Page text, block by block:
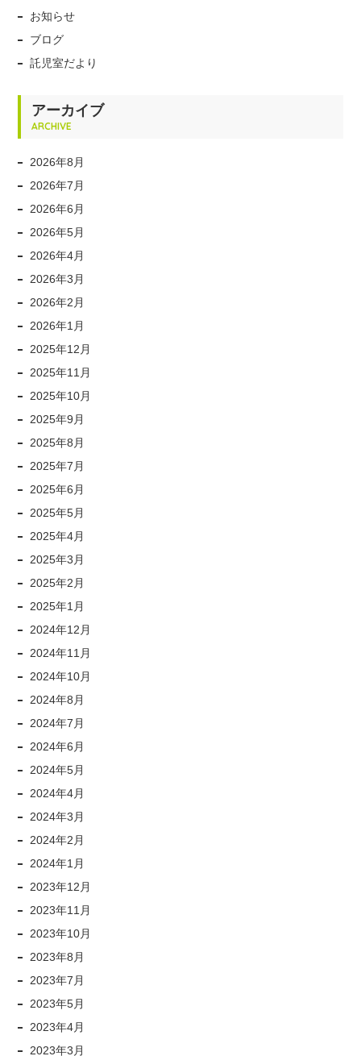
お知らせ
ブログ
託児室だより
アーカイブ
ARCHIVE
2026年8月
2026年7月
2026年6月
2026年5月
2026年4月
2026年3月
2026年2月
2026年1月
2025年12月
2025年11月
2025年10月
2025年9月
2025年8月
2025年7月
2025年6月
2025年5月
2025年4月
2025年3月
2025年2月
2025年1月
2024年12月
2024年11月
2024年10月
2024年8月
2024年7月
2024年6月
2024年5月
2024年4月
2024年3月
2024年2月
2024年1月
2023年12月
2023年11月
2023年10月
2023年8月
2023年7月
2023年5月
2023年4月
2023年3月